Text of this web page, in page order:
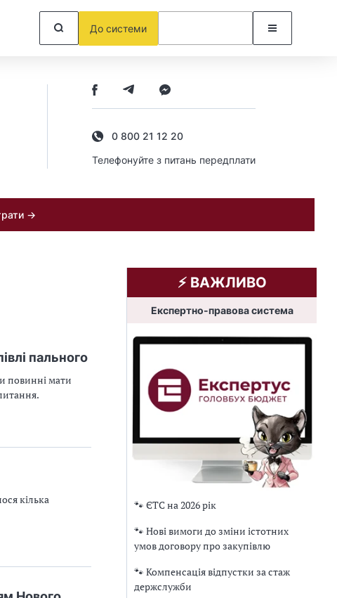
До системи
0 800 21 12 20
Телефонуйте з питань передплати
→
пального
повинні мати
кілька
⚡️ ВАЖЛИВО
Експертно-правова система
🐾 ЄТС на 2026 рік
🐾 Нові вимоги до зміни істотних
умов договору про закупівлю
🐾 Компенсація відпустки за стаж
держслужби